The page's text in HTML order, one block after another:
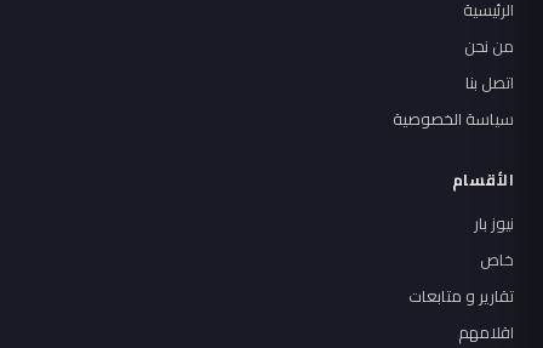
الرئيسية
من نحن
اتصل بنا
سياسة الخصوصية
الأقسام
نيوز بار
خاص
تقارير و متابعات
اقلامهم